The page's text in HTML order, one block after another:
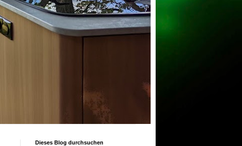
Dieses Blog durchsuchen